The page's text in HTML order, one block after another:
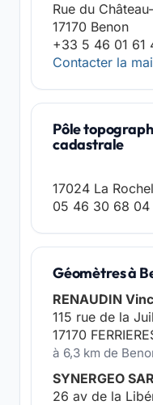
Rue du
17170 Benon
+33 5 46 01 61
Contacter la
Pôle
cadastrale
17024 La
05 46 30 68 04
Géomètres à
RENAUDIN
115 rue de la
17170
à 6,3 km de
SYNERGEO
26 av de la